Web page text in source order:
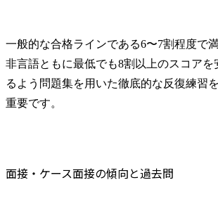
一般的な合格ラインである6〜7割程度で
非言語ともに最低でも8割以上のスコアを
るよう問題集を用いた徹底的な反復練習
重要です。
面接・ケース面接の傾向と過去問